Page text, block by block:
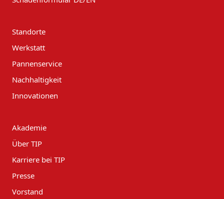
Standorte
Werkstatt
Pannenservice
Nachhaltigkeit
Innovationen
Akademie
Über TIP
Karriere bei TIP
Presse
Vorstand